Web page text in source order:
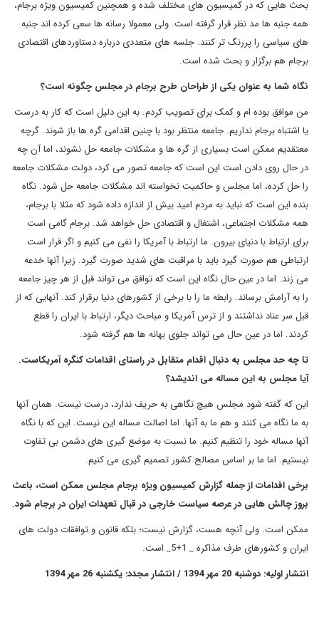
بحث هایی که در کمیسیون های مختلف شده و همچنین کمیسیون ویژه برجام،
همه جنبه ها مد نظر قرار گرفته است. ولی معمولا رسانه ها سعی کرده اند جنبه
های سیاسی را پررنگ تر کنند. جلسه های متعددی درباره دستاوردهای اقتصادی
برجام هم برگزار و بحث شده است.
نگاه شما به عنوان یکی از طراحان طرح برجام در مجلس چگونه است؟
من موافق بوده ام و کمک برای تصویب کردم. به این دلیل است که کار به درست
یا اشتباه برجام نداریم. جامعه منتظر بود با چنین اقدامی گره ها باز شوند. گرچه
معتقدیم ممکن است بسیاری از گره ها و مشکلات جامعه حل نشوند، اما آن چه
در حال روی دادن است این است که جامعه تصور می کرد، دولت مشکلات جامعه
را حل کرده، اما مجلس و حاکمیت نخواسته اند مشکلات جامعه حل شود. نگاه
بنده این است که نباید به مردم امید بیش از اندازه داده شود که مثلا با برجام،
همه مشکلات اجتماعی، اشتغال و اقتصادی حل خواهد شد. برجام گامی است
برای ارتباط با دنیای بیرون. ما ارتباط با آمریکا را نفی می کنیم و اگر قرار است
ارتباطی هم صورت گیرد باید با مراقبت های شدید صورت گیرد. زیرا آنها خدعه
می زند. اما در عین حال نگاه این است که توافق می تواند قبل از هر چیز جامعه
را به آرامش برساند. رابطه ما را با برخی از کشورهای دنیا برقرار کند. آنهایی که از
قبل سر عناد نداشتند و از ترس آمریکا و مباحث دیگر، ارتباط با ایران را قطع
کردند. اما در عین حال می تواند جلوی بهانه ها هم گرفته شود.
تا چه حد مجلس به دنبال اقدام متقابل در راستای اقدامات کنگره آمریکاست.
آیا مجلس به این مساله می اندیشد؟
این که گفته شود مجلس هیچ نگاهی به حریف ندارد، درست نیست. همان آنها
به ما نگاه می کنند و هم ما به آنها. اما اصالت مساله این نیست. این که با نگاه
آنها مساله خود را تنظیم کنیم. ما نسبت به موضع گیری های دشمن بی تفاوت
نیستیم. اما ما بر اساس مصالح کشور تصمیم گیری می کنیم.
برخی اقدامات از جمله گزارش کمیسیون ویژه برجام مجلس ممکن است، باعث
بروز چالش هایی در عرصه سیاست خارجی در قبال تعهدات ایران در برجام شود.
ممکن است. ولی آنچه هست، گزارش نیست؛ بلکه قانون و توافقات دولت های
ایران و کشورهای طرف مذاکره _ 1+5_ است.
انتشار اولیه: دوشنبه 20 مهر 1394 / انتشار مجدد: یکشنبه 26 مهر 1394